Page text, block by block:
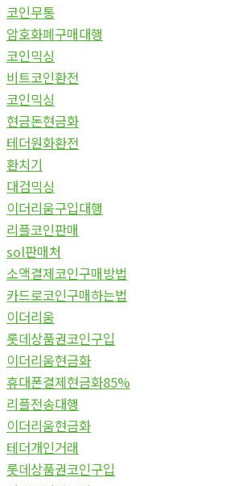
코인무통
암호화폐구매대행
코인믹싱
비트코인환전
코인믹싱
현금돈현금화
테더원화환전
환치기
대검믹싱
이더리움구입대행
리플코인판매
sol판매처
소액결제코인구매방법
카드로코인구매하는법
이더리움
롯데상품권코인구입
이더리움현금화
휴대폰결제현금화85%
리플전송대행
이더리움현금화
테더개인거래
롯데상품권코인구입